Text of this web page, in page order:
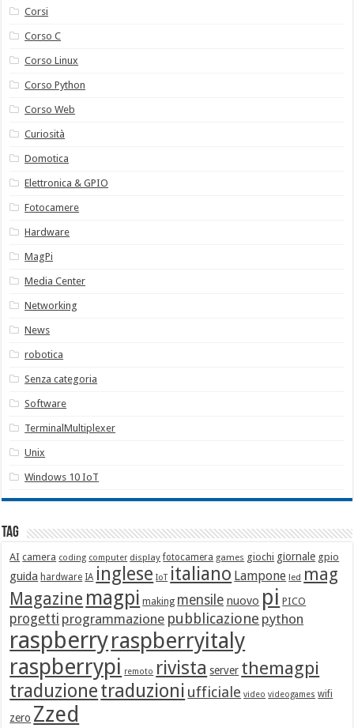
Corsi
Corso C
Corso Linux
Corso Python
Corso Web
Curiosità
Domotica
Elettronica & GPIO
Fotocamere
Hardware
MagPi
Media Center
Networking
News
robotica
Senza categoria
Software
TerminalMultiplexer
Unix
Windows 10 IoT
Tag
AI camera coding computer display fotocamera games giochi giornale gpio
guida hardware IA inglese IoT italiano Lampone led mag
Magazine magpi making mensile nuovo pi PICO
progetti programmazione pubblicazione python
raspberryraspberryitaly
raspberrypi remoto rivista server themagpi
traduzionetraduzioni ufficiale video videogames wifi
zero Zzed